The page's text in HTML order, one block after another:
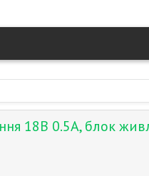
18В 0.5А, блок